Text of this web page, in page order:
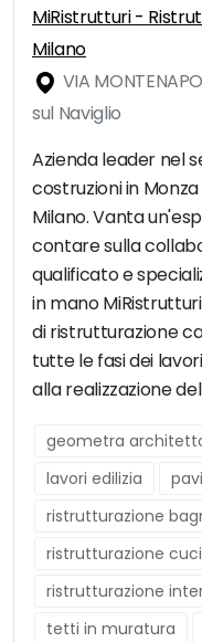
MiRistrutturi -
Milano
VIA
sul Naviglio
Azienda leader nel
costruzioni in
Milano. Vanta
contare sulla
qualificato e
in mano
di ristrutturazione
tutte le fasi dei
alla realizzazione
geometra
lavori edilizia
ristrutturazione
ristrutturazione
ristrutturazione
tetti in muratura